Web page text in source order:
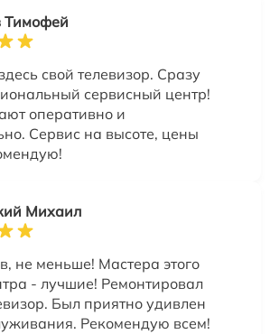
Тимофей
свой телевизор. Сразу
сервисный центр!
оперативно и
Сервис на высоте, цены
Михаил
не меньше! Мастера этого
- лучшие! Ремонтировал
Был приятно удивлен
Рекомендую всем!